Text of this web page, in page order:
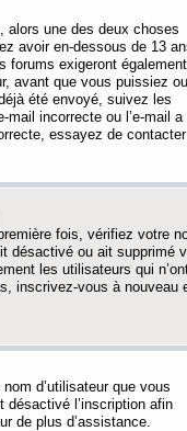
alors une des deux choses
avoir en-dessous de 13
forums exigeront
avant que vous puissiez
été envoyé, suivez les
incorrecte ou l’e-mail a
essayez de
fois, vérifiez votre
désactivé ou ait supprimé
les utilisateurs qui
inscrivez-vous à nouveau
d’utilisateur que vous
désactivé l’inscription afin
de plus d’assistance.